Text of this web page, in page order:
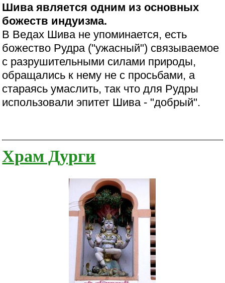
Шива является одним из основных
божеств индуизма.
В Ведах Шива не упоминается, есть
божество Рудра ("ужасный") связываемое
с разрушительными силами природы,
обращались к нему не с просьбами, а
стараясь умаслить, так что для Рудры
использовали эпитет Шива - "добрый".
Храм Дурги